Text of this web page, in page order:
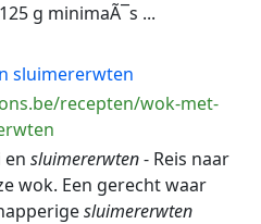
g minimaÃ¯s ...
sluimererwten
recepten/wok-met-
en sluimererwten- Reis naar
wok. Een gerecht waar
sluimererwten